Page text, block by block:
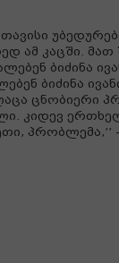
ამ კაცში. მათ
ბიძინა
ბიძინა
ცნობიერი
კიდევ
პრობლემა,’’